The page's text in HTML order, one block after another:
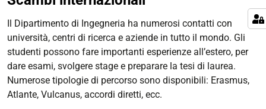
Il Dipartimento di Ingegneria ha numerosi contatti con
università, centri di ricerca e aziende in tutto il mondo. Gli
studenti possono fare importanti esperienze all’estero, per
dare esami, svolgere stage e preparare la tesi di laurea.
Numerose tipologie di percorso sono disponibili: Erasmus,
Atlante, Vulcanus, accordi diretti, ecc.